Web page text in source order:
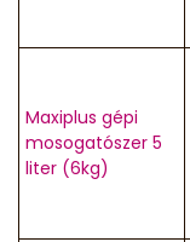
Maxiplus gépi
mosogatószer 5
liter (6kg)